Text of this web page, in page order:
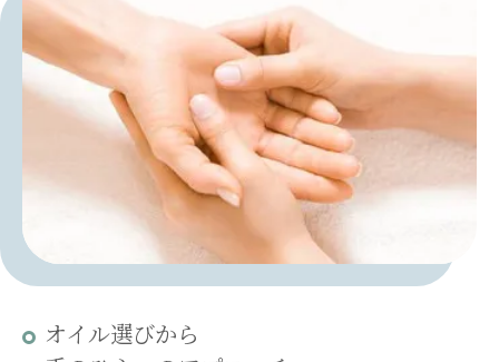
オイル選びから